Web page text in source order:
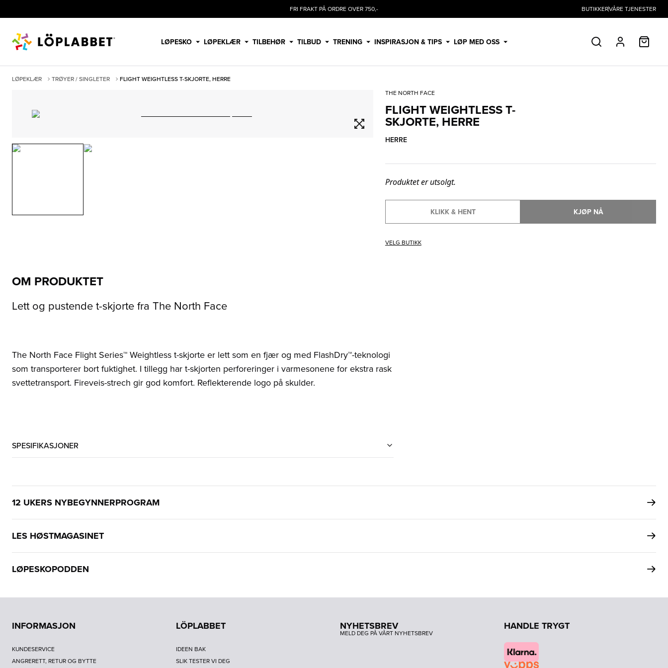
FRI FRAKT PÅ ORDRE OVER 750,- BUTIKKERVÅRE TJENESTER
LØPESKO LØPEKLÆR TILBEHØR TILBUD TRENING INSPIRASJON & TIPS LØP MED OSS SØK PROFIL
LØPEKLÆR TRØYER / SINGLETER
FLIGHT WEIGHTLESS T-SKJORTE, HERRE
THE NORTH FACE
FLIGHT WEIGHTLESS T-
SKJORTE, HERRE
HERRE
Produktet er utsolgt.
KLIKK & HENT KJØP NÅ
VELG BUTIKK
OM PRODUKTET
Lett og pustende t-skjorte fra The North Face
The North Face Flight Series™ Weightless t-skjorte er lett som en fjær og med FlashDry™-teknologi
som transporterer bort fuktighet. I tillegg har t-skjorten perforeringer i varmesonene for ekstra rask
svettetransport. Fireveis-strech gir god komfort. Reflekterende logo på skulder.
SPESIFIKASJONER
12 UKERS NYBEGYNNERPROGRAM
LES HØSTMAGASINET
LØPESKOPODDEN
INFORMASJON
KUNDESERVICE
ANGRERETT, RETUR OG BYTTE
LÖPLABBET
IDEEN BAK
SLIK TESTER VI DEG
NYHETSBREV
MELD DEG PÅ VÅRT NYHETSBREV
HANDLE TRYGT